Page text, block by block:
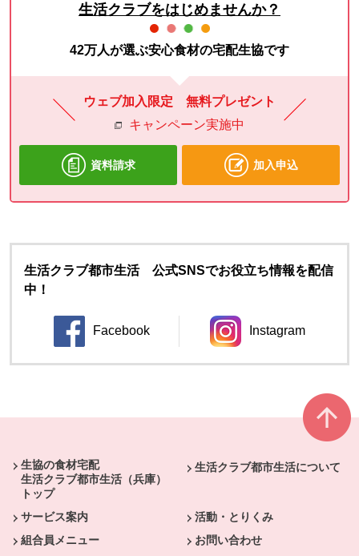
生活クラブをはじめませんか？
42万人が選ぶ安心食材の宅配生協です
ウェブ加入限定 無料プレゼント
キャンペーン実施中
資料請求 加入申込
生活クラブ都市生活 公式SNSでお役立ち情報を配信
中！
Facebook
別のウィンドウで開きます。
Instagram
別のウィンドウ
生協の食材宅配
生活クラブ都市生活（兵庫）
トップ
生活クラブ都市生活について
サービス案内
活動・とりくみ
組合員メニュー
お問い合わせ